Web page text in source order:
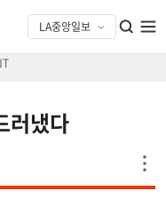
러냈다